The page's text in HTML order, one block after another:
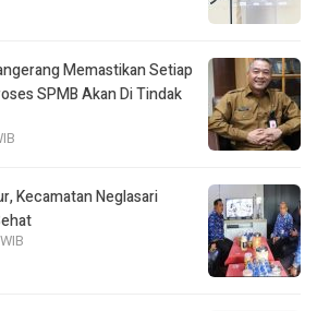
Memastikan Setiap
SPMB Akan Di Tindak
Kecamatan Neglasari